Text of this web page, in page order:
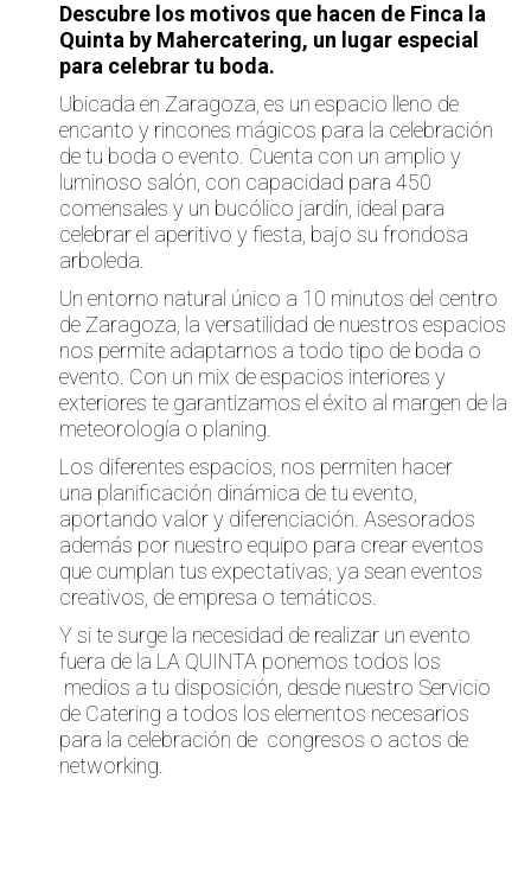
Descubre los motivos que hacen de Finca la
Quinta by Mahercatering, un lugar especial
para celebrar tu boda.
Ubicada en Zaragoza, es un espacio lleno de
encanto y rincones mágicos para la celebración
de tu boda o evento. Cuenta con un amplio y
luminoso salón, con capacidad para 450
comensales y un bucólico jardín, ideal para
celebrar el aperitivo y fiesta, bajo su frondosa
arboleda.
Un entorno natural único a 10 minutos del centro
de Zaragoza, la versatilidad de nuestros espacios
nos permite adaptarnos a todo tipo de boda o
evento. Con un mix de espacios interiores y
exteriores te garantizamos el éxito al margen de la
meteorología o planing.
Los diferentes espacios, nos permiten hacer
una planificación dinámica de tu evento,
aportando valor y diferenciación. Asesorados
además por nuestro equipo para crear eventos
que cumplan tus expectativas, ya sean eventos
creativos, de empresa o temáticos.
Y si te surge la necesidad de realizar un evento
fuera de la LA QUINTA ponemos todos los
medios a tu disposición, desde nuestro Servicio
de Catering a todos los elementos necesarios
para la celebración de congresos o actos de
networking.